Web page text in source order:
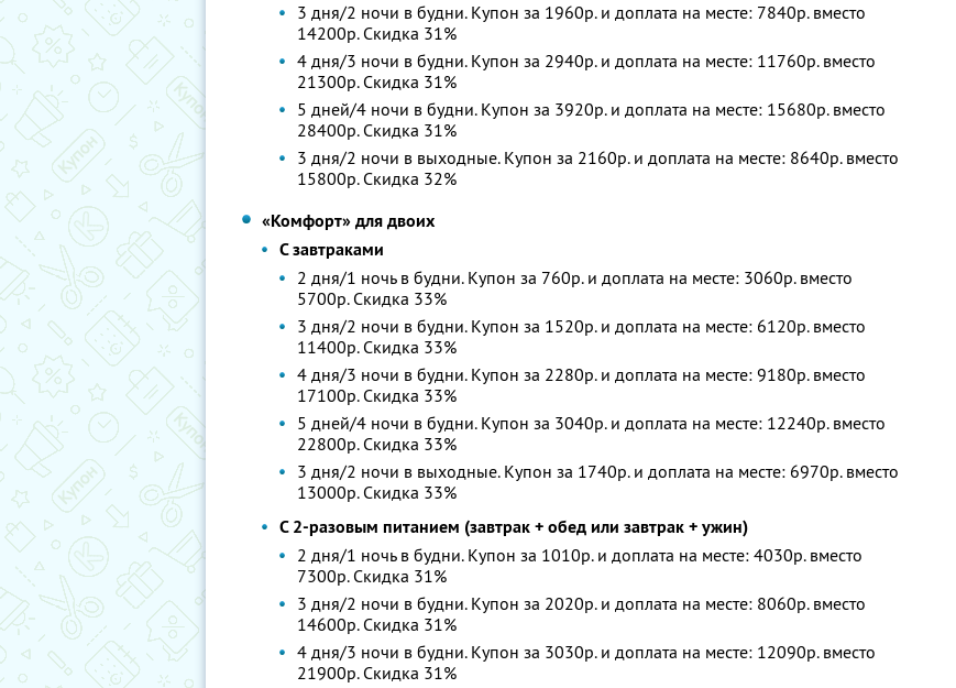
3 дня/2 ночи в будни. Купон за 1960р. и доплата на месте: 7840р. вместо
14200р. Скидка 31%
4 дня/3 ночи в будни. Купон за 2940р. и доплата на месте: 11760р. вместо
21300р. Скидка 31%
5 дней/4 ночи в будни. Купон за 3920р. и доплата на месте: 15680р. вместо
28400р. Скидка 31%
3 дня/2 ночи в выходные. Купон за 2160р. и доплата на месте: 8640р. вместо
15800р. Скидка 32%
«Комфорт» для двоих
С завтраками
2 дня/1 ночь в будни. Купон за 760р. и доплата на месте: 3060р. вместо
5700р. Скидка 33%
3 дня/2 ночи в будни. Купон за 1520р. и доплата на месте: 6120р. вместо
11400р. Скидка 33%
4 дня/3 ночи в будни. Купон за 2280р. и доплата на месте: 9180р. вместо
17100р. Скидка 33%
5 дней/4 ночи в будни. Купон за 3040р. и доплата на месте: 12240р. вместо
22800р. Скидка 33%
3 дня/2 ночи в выходные. Купон за 1740р. и доплата на месте: 6970р. вместо
13000р. Скидка 33%
С 2-разовым питанием (завтрак + обед или завтрак + ужин)
2 дня/1 ночь в будни. Купон за 1010р. и доплата на месте: 4030р. вместо
7300р. Скидка 31%
3 дня/2 ночи в будни. Купон за 2020р. и доплата на месте: 8060р. вместо
14600р. Скидка 31%
4 дня/3 ночи в будни. Купон за 3030р. и доплата на месте: 12090р. вместо
21900р. Скидка 31%